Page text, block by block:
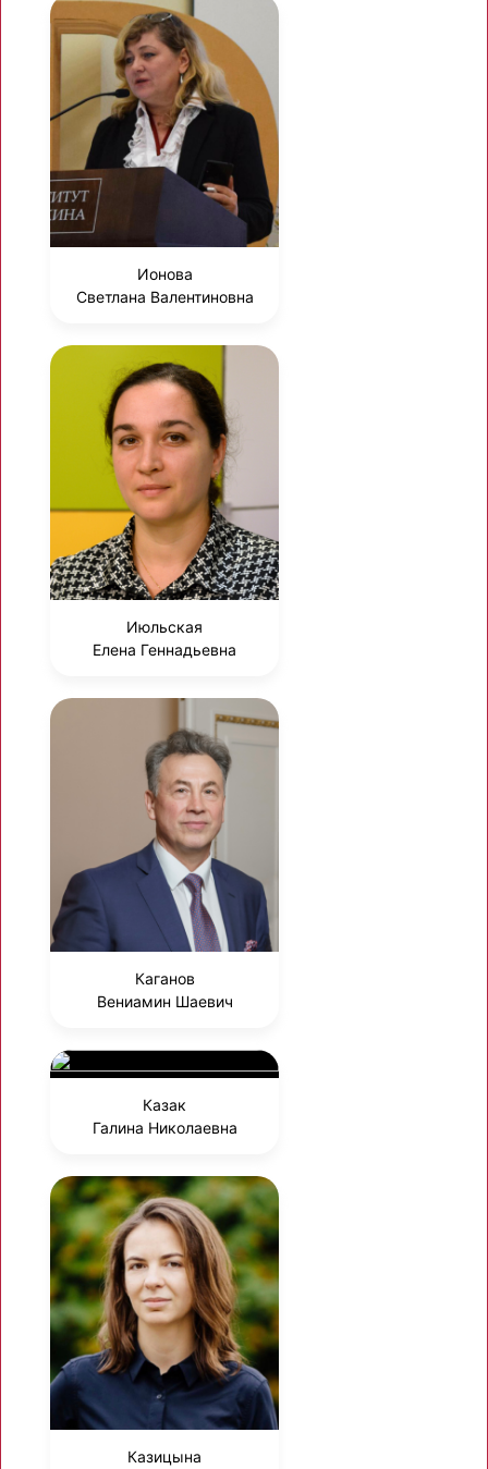
Ионова
Светлана Валентиновна
Июльская
Елена Геннадьевна
Каганов
Вениамин Шаевич
Казак
Галина Николаевна
Казицына